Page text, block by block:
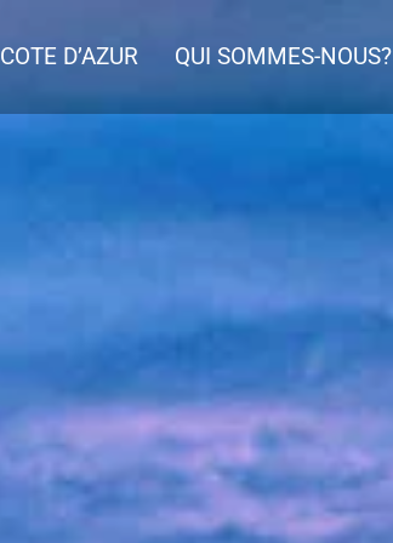
COTE D’AZUR QUI SOMMES-NOUS?